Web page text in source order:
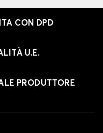
CON DPD
U.E.
PRODUTTORE